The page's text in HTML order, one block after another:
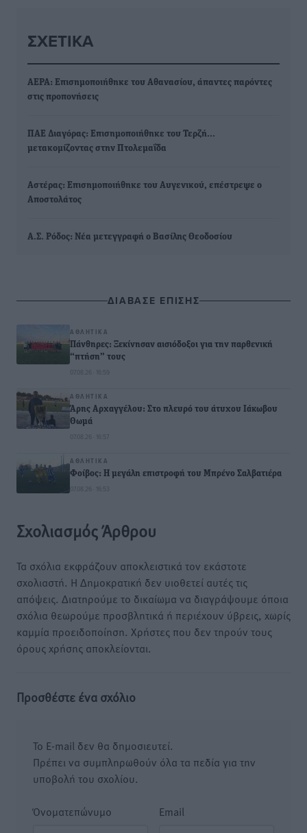
ΣΧΕΤΙΚΆ
ΑΕΡΑ: Επισημοποιήθηκε του Αθανασίου, άπαντες παρόντες
στις προπονήσεις
ΠΑΕ Διαγόρας: Επισημοποιήθηκε του Τερζή…
μετακομίζοντας στην Πτολεμαΐδα
Αστέρας: Επισημοποιήθηκε του Αυγενικού, επέστρεψε ο
Αποστολάτος
Α.Σ. Ρόδος: Νέα μετεγγραφή ο Βασίλης Θεοδοσίου
ΔΙΑΒΑΣΕ ΕΠΙΣΗΣ
ΑΘΛΗΤΙΚΆ
Πάνθηρες: Ξεκίνησαν αισιόδοξοι για την παρθενική
“πτήση” τους
07.08.26 · 16:59
ΑΘΛΗΤΙΚΆ
Άρης Αρχαγγέλου: Στο πλευρό του άτυχου Ιάκωβου
Θωμά
07.08.26 · 16:57
ΑΘΛΗΤΙΚΆ
Φοίβος: Η μεγάλη επιστροφή του Μπρένο Σαλβατιέρα
07.08.26 · 16:53
Σχολιασμός Άρθρου
Τα σχόλια εκφράζουν αποκλειστικά τον εκάστοτε
σχολιαστή. Η Δημοκρατική δεν υιοθετεί αυτές τις
απόψεις. Διατηρούμε το δικαίωμα να διαγράψουμε όποια
σχόλια θεωρούμε προσβλητικά ή περιέχουν ύβρεις, χωρίς
καμμία προειδοποίηση. Χρήστες που δεν τηρούν τους
όρους χρήσης αποκλείονται.
Προσθέστε ένα σχόλιο
Το E-mail δεν θα δημοσιευτεί.
Πρέπει να συμπληρωθούν όλα τα πεδία για την
υποβολή του σχολίου.
Όνοματεπώνυμο Email